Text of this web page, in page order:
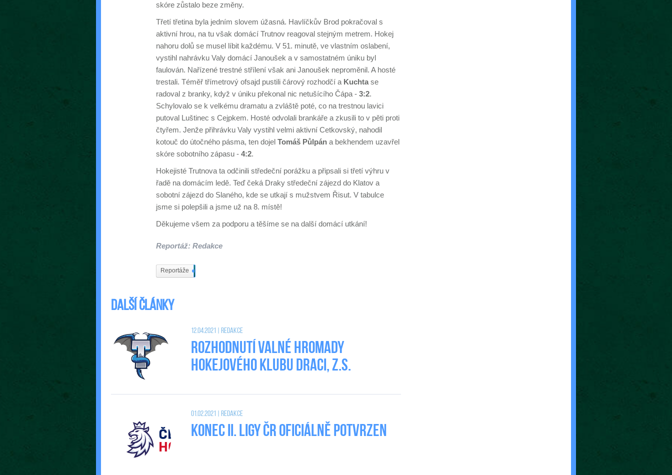
skóre zůstalo beze změny.
Třetí třetina byla jedním slovem úžasná. Havlíčkův Brod pokračoval s
aktivní hrou, na tu však domácí Trutnov reagoval stejným metrem. Hokej
nahoru dolů se musel líbit každému. V 51. minutě, ve vlastním oslabení,
vystihl nahrávku Valy domácí Janoušek a v samostatném úniku byl
faulován. Nařízené trestné střílení však ani Janoušek neproměnil. A hosté
trestali. Téměř třímetrový ofsajd pustili čárový rozhodčí a Kuchta se
radoval z branky, když v úniku překonal nic netušícího Čápa - 3:2.
Schylovalo se k velkému dramatu a zvláště poté, co na trestnou lavici
putoval Luštinec s Cejpkem. Hosté odvolali brankáře a zkusili to v pěti proti
čtyřem. Jenže přihrávku Valy vystihl velmi aktivní Cetkovský, nahodil
kotouč do útočného pásma, ten dojel Tomáš Půlpán a bekhendem uzavřel
skóre sobotního zápasu - 4:2.
Hokejisté Trutnova ta odčinili středeční porážku a připsali si třetí výhru v
řadě na domácím ledě. Teď čeká Draky středeční zájezd do Klatov a
sobotní zájezd do Slaného, kde se utkají s mužstvem Řisut. V tabulce
jsme si polepšili a jsme už na 8. místě!
Děkujeme všem za podporu a těšíme se na další domácí utkání!
Reportáž: Redakce
Reportáže
Další články
12.04.2021 | Redakce
Rozhodnutí valné hromady
Hokejového klubu DRACI, z.s.
01.02.2021 | Redakce
Konec II. Ligy ČR oficiálně potvrzen